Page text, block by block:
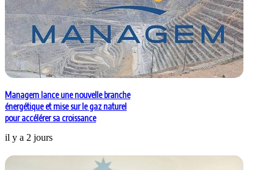
Managem lance une nouvelle branche
énergétique et mise sur le gaz naturel
pour accélérer sa croissance
il y a 2 jours